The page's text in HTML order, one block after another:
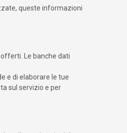
queste informazioni
Le banche dati
e di elaborare le tue
sul servizio e per